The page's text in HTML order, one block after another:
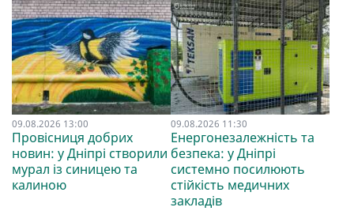
09.08.2026 13:00
Провісниця добрих
новин: у Дніпрі створили
мурал із синицею та
калиною
09.08.2026 11:30
Енергонезалежність та
безпека: у Дніпрі
системно посилюють
стійкість медичних
закладів